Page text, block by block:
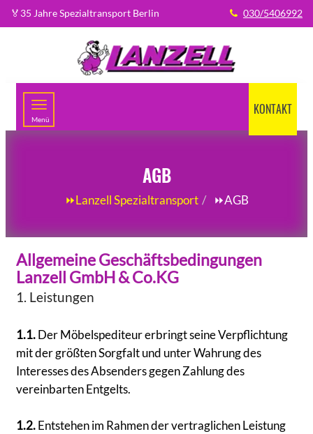
🏅35 Jahre Spezialtransport Berlin 030/5406992
Menü
KONTAKT
AGB
⏩Lanzell Spezialtransport ⏩AGB
Allgemeine Geschäftsbedingungen
Lanzell GmbH & Co.KG
1. Leistungen
1.1.Der Möbelspediteur erbringt seine Verpflichtung
mit der größten Sorgfalt und unter Wahrung des
Interesses des Absenders gegen Zahlung des
vereinbarten Entgelts.
1.2.Entstehen im Rahmen der vertraglichen Leistung